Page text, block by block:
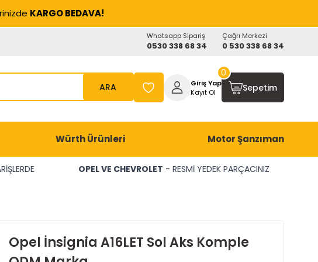
KARGO BEDAVA!
Whatsapp Sipariş
0530 338 68 34
Çağrı Merkezi
0 530 338 68 34
ARA
Giriş Yap
Kayıt Ol
Sepetim
0
Würth Ürünleri Motor Şanzıman
OPEL VE CHEVROLET - RESMİ YEDEK PARÇACINIZ
Opel İnsignia A16LET Sol Aks Komple